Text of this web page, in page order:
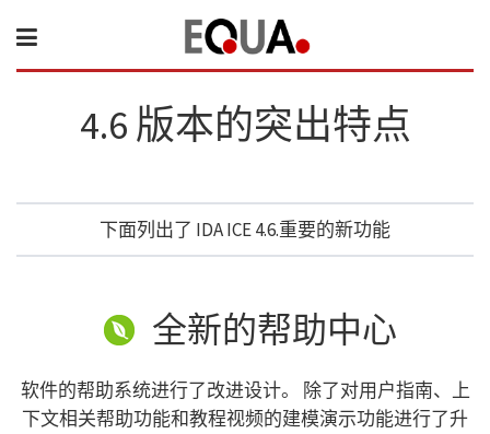
4.6 版本的突出特点
下面列出了 IDA ICE 4.6.重要的新功能
全新的帮助中心
软件的帮助系统进行了改进设计。 除了对用户指南、上
下文相关帮助功能和教程视频的建模演示功能进行了升